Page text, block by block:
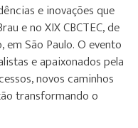
e inovações que
e no XIX CBCTEC, de
em São Paulo. O evento
e apaixonados pela
novos caminhos
transformando o